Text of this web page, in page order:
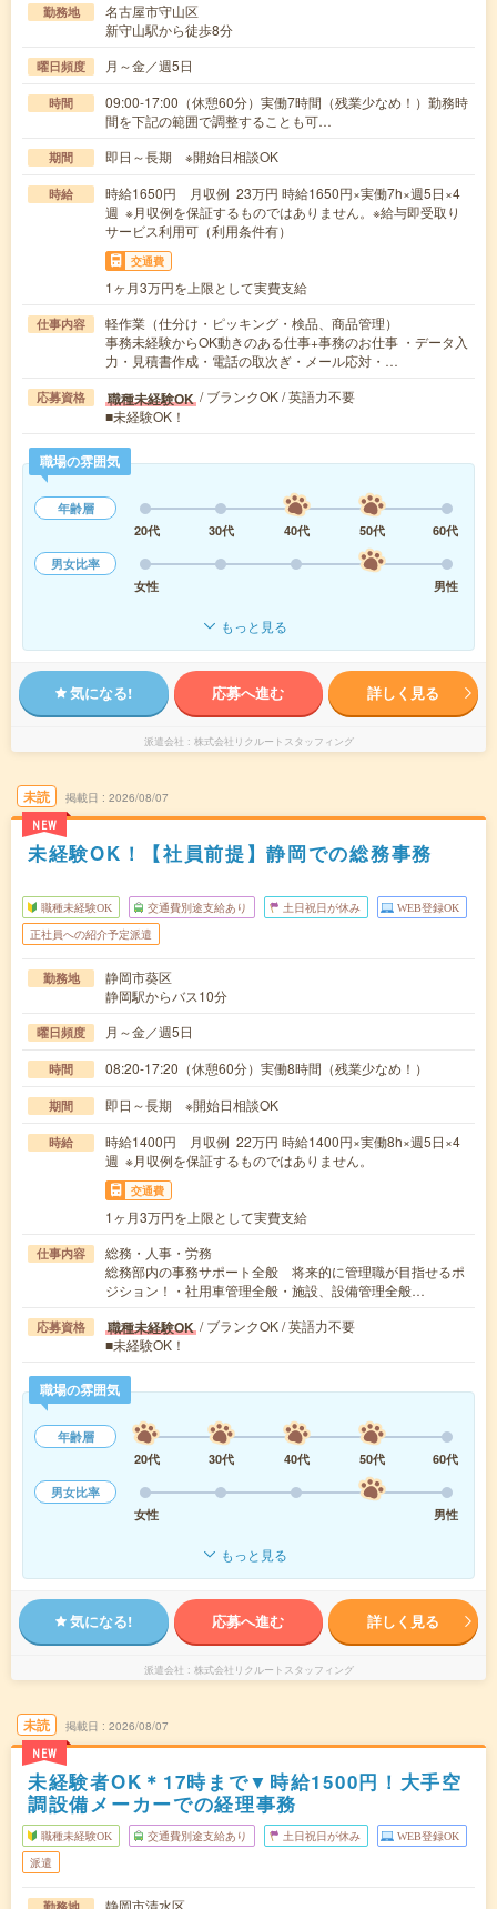
勤務地
名古屋市守山区
新守山駅から徒歩8分
曜日頻度 月～金／週5日
時間
09:00-17:00（休憩60分）実働7時間（残業少なめ！）勤務時
間を下記の範囲で調整することも可…
期間 即日～長期 ※開始日相談OK
時給
時給1650円 月収例 23万円 時給1650円×実働7h×週5日×4
週 ※月収例を保証するものではありません。※給与即受取り
サービス利用可（利用条件有）
交通費
1ヶ月3万円を上限として実費支給
仕事内容
軽作業（仕分け・ピッキング・検品、商品管理）
事務未経験からOK動きのある仕事+事務のお仕事 ・データ入
力・見積書作成・電話の取次ぎ・メール応対・…
応募資格 職種未経験OK / ブランクOK / 英語力不要
■未経験OK！
職場の雰囲気
年齢層
20代
30代 40代 50代
60代
男女比率
女性
男性
もっと見る
気になる! 応募へ進む 詳しく見る
派遣会社 株式会社リクルートスタッフィング
未読
NEW
掲載日 2026/08/07
未経験OK！【社員前提】静岡での総務事務
職種未経験OK 交通費別途支給あり 土日祝日が休み WEB登録OK
正社員への紹介予定派遣
勤務地
静岡市葵区
静岡駅からバス10分
曜日頻度 月～金／週5日
時間 08:20-17:20（休憩60分）実働8時間（残業少なめ！）
期間 即日～長期 ※開始日相談OK
時給
時給1400円 月収例 22万円 時給1400円×実働8h×週5日×4
週 ※月収例を保証するものではありません。
交通費
1ヶ月3万円を上限として実費支給
仕事内容
総務・人事・労務
総務部内の事務サポート全般 将来的に管理職が目指せるポ
ジション！・社用車管理全般・施設、設備管理全般…
応募資格 職種未経験OK / ブランクOK / 英語力不要
■未経験OK！
職場の雰囲気
年齢層
20代
30代 40代 50代
60代
男女比率
女性
男性
もっと見る
気になる! 応募へ進む 詳しく見る
派遣会社 株式会社リクルートスタッフィング
未読
NEW
掲載日 2026/08/07
未経験者OK＊17時まで▼時給1500円！大手空
調設備メーカーでの経理事務
職種未経験OK 交通費別途支給あり 土日祝日が休み WEB登録OK
派遣
静岡市清水区